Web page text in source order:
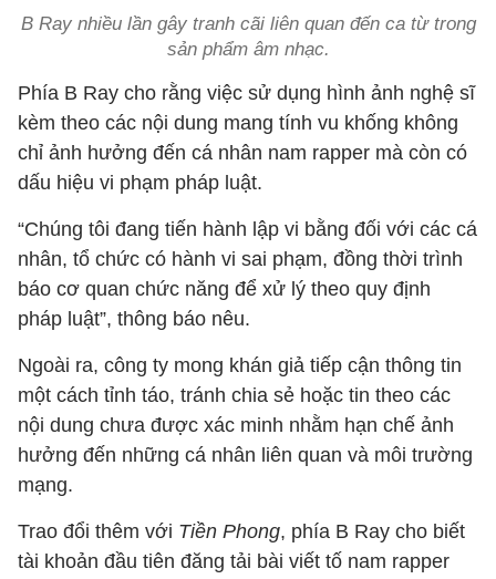
B Ray nhiều lần gây tranh cãi liên quan đến ca từ trong
sản phẩm âm nhạc.
Phía B Ray cho rằng việc sử dụng hình ảnh nghệ sĩ
kèm theo các nội dung mang tính vu khống không
chỉ ảnh hưởng đến cá nhân nam rapper mà còn có
dấu hiệu vi phạm pháp luật.
“Chúng tôi đang tiến hành lập vi bằng đối với các cá
nhân, tổ chức có hành vi sai phạm, đồng thời trình
báo cơ quan chức năng để xử lý theo quy định
pháp luật”, thông báo nêu.
Ngoài ra, công ty mong khán giả tiếp cận thông tin
một cách tỉnh táo, tránh chia sẻ hoặc tin theo các
nội dung chưa được xác minh nhằm hạn chế ảnh
hưởng đến những cá nhân liên quan và môi trường
mạng.
Trao đổi thêm với Tiền Phong, phía B Ray cho biết
tài khoản đầu tiên đăng tải bài viết tố nam rapper